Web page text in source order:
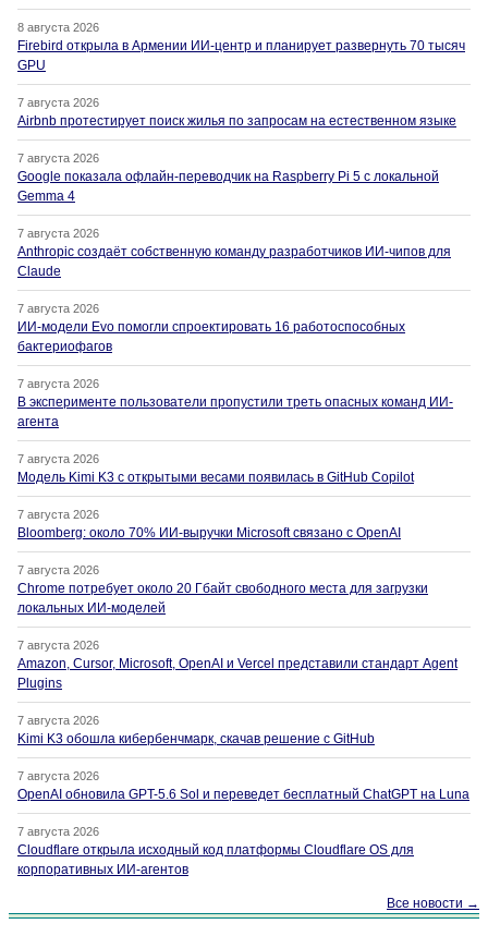
8 августа 2026
Firebird открыла в Армении ИИ-центр и планирует развернуть 70 тысяч
GPU
7 августа 2026
Airbnb протестирует поиск жилья по запросам на естественном языке
7 августа 2026
Google показала офлайн-переводчик на Raspberry Pi 5 с локальной
Gemma 4
7 августа 2026
Anthropic создаёт собственную команду разработчиков ИИ-чипов для
Claude
7 августа 2026
ИИ-модели Evo помогли спроектировать 16 работоспособных
бактериофагов
7 августа 2026
В эксперименте пользователи пропустили треть опасных команд ИИ-
агента
7 августа 2026
Модель Kimi K3 с открытыми весами появилась в GitHub Copilot
7 августа 2026
Bloomberg: около 70% ИИ-выручки Microsoft связано с OpenAI
7 августа 2026
Chrome потребует около 20 Гбайт свободного места для загрузки
локальных ИИ-моделей
7 августа 2026
Amazon, Cursor, Microsoft, OpenAI и Vercel представили стандарт Agent
Plugins
7 августа 2026
Kimi K3 обошла кибербенчмарк, скачав решение с GitHub
7 августа 2026
OpenAI обновила GPT-5.6 Sol и переведет бесплатный ChatGPT на Luna
7 августа 2026
Cloudflare открыла исходный код платформы Cloudflare OS для
корпоративных ИИ-агентов
Все новости →